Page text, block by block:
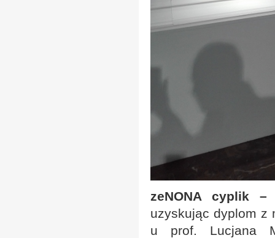
zeNONA cyplik –
uzyskując dyplom z
u prof. Lucjana